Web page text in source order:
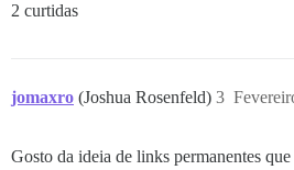
2 curtidas
jomaxro (Joshua Rosenfeld) 3
Gosto da ideia de links permanentes